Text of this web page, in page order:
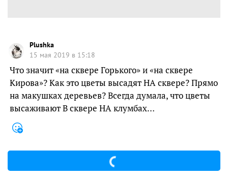
Plushka
15 мая 2019 в 15:18
Что значит «на сквере Горького» и «на сквере
Кирова»? Как это цветы высадят НА сквере? Прямо
на макушках деревьев? Всегда думала, что цветы
высаживают В сквере НА клумбах…